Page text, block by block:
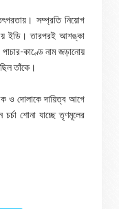
সম্প্রতি নিয়োগ
ইডি। তারপরই আশঙ্কা
কাণ্ডে নাম জড়ানোয়
তাঁকে।
ও দোলাকে দায়িত্ব আগে
শোনা যাচ্ছে তৃণমূলের